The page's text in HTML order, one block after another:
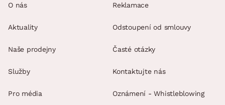
O nás
Aktuality
Naše prodejny
Služby
Pro média
Reklamace
Odstoupení od smlouvy
Časté otázky
Kontaktujte nás
Oznámení - Whistleblowing